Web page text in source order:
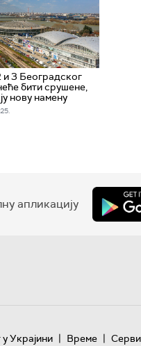
и 3 Београдског
бити срушене,
нову намену
апликацију
у Украјини | Време |